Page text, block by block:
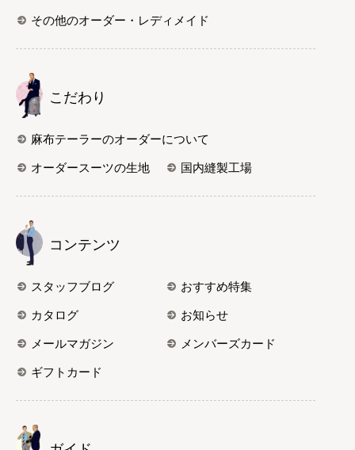
その他のオーダー・レディメイド
こだわり
麻布テーラーのオーダーについて
オーダースーツの生地
国内縫製工場
コンテンツ
スタッフブログ
おすすめ特集
カタログ
お知らせ
メールマガジン
メンバーズカード
ギフトカード